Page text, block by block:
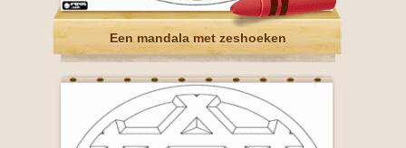
Een mandala met zeshoeken